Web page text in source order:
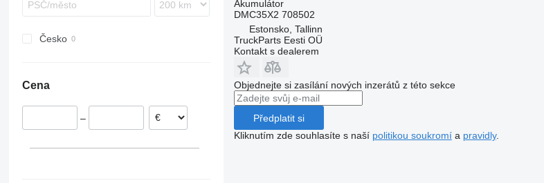
Česko
Cena
–
Akumulátor
DMC35X2 708502
Estonsko, Tallinn
TruckParts Eesti OÜ
Kontakt s dealerem
Objednejte si zasílání nových inzerátů z této sekce
Předplatit si
Kliknutím zde souhlasíte s naší politikou soukromía pravidly.